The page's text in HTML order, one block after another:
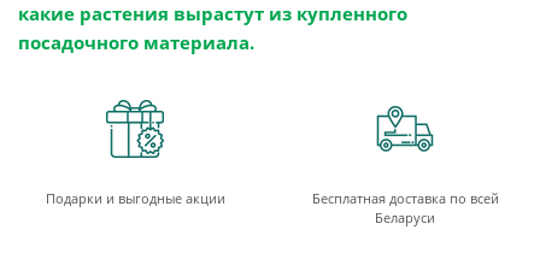
какие растения вырастут из купленного
посадочного материала.
Подарки и выгодные акции
Бесплатная доставка по всей
Беларуси